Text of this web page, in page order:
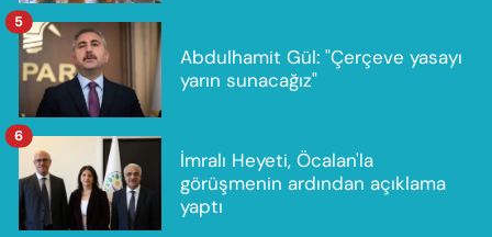
Abdulhamit Gül: "Çerçeve yasayı
yarın sunacağız"
5
İmralı Heyeti, Öcalan'la
görüşmenin ardından açıklama
yaptı
6